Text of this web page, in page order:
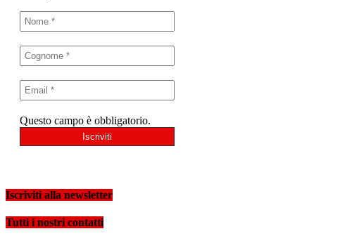
Questo campo è obbligatorio.
Iscriviti alla newsletter
Tutti i nostri contatti